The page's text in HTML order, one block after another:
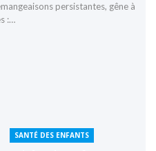
persistantes, gêne à
:…
SANTÉ DES ENFANTS